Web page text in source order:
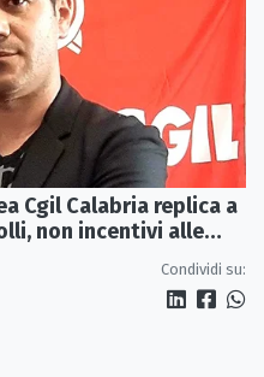
Cgil Calabria replica a
non incentivi alle
Condividi su: